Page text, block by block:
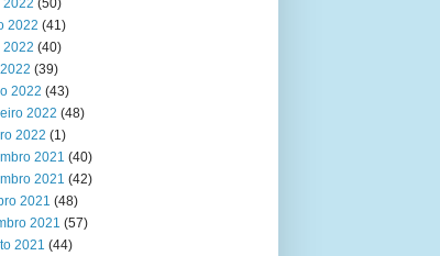
2022 (41)
2022 (40)
(39)
2022 (43)
2022 (48)
2022 (1)
2021 (40)
2021 (42)
2021 (48)
2021 (57)
2021 (44)